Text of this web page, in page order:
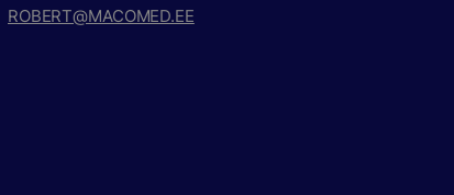
ROBERT@MACOMED.EE